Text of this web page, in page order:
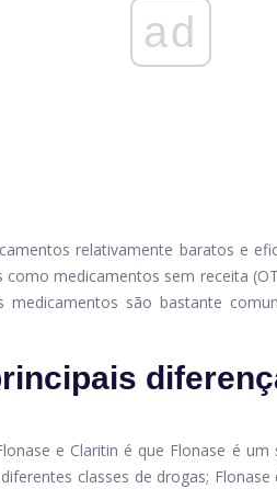
ad
relativamente baratos e
como medicamentos sem receita
medicamentos são bastante
e Claritin é que Flonase é
classes de drogas;